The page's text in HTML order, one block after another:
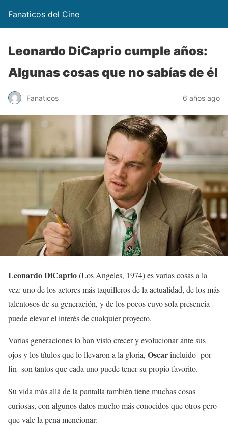
Fanaticos del Cine
Leonardo DiCaprio cumple años:
Algunas cosas que no sabías de él
Fanaticos 6 años ago
Leonardo DiCaprio(Los Angeles, 1974) es varias cosas a la
vez: uno de los actores más taquilleros de la actualidad, de los más
talentosos de su generación, y de los pocos cuyo sola presencia
puede elevar el interés de cualquier proyecto.
Varias generaciones lo han visto crecer y evolucionar ante sus
ojos y los títulos que lo llevaron a la gloria, Oscarincluido -por
fin- son tantos que cada uno puede tener su propio favorito.
Su vida más allá de la pantalla también tiene muchas cosas
curiosas, con algunos datos mucho más conocidos que otros pero
que vale la pena mencionar: